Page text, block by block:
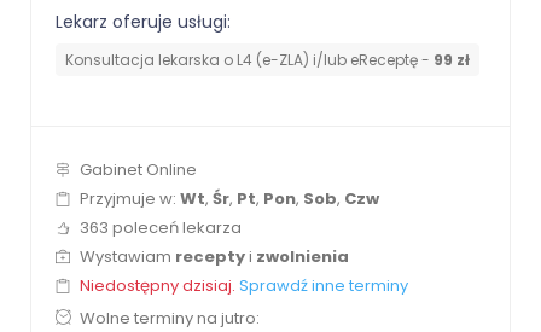
Lekarz oferuje usługi:
Konsultacja lekarska o L4 (e-ZLA) i/lub eReceptę - 99 zł
Gabinet Online
Przyjmuje w: Wt, Śr, Pt, Pon, Sob, Czw
363 poleceń lekarza
Wystawiam receptyi zwolnienia
Niedostępny dzisiaj. Sprawdź inne terminy
Wolne terminy na jutro: